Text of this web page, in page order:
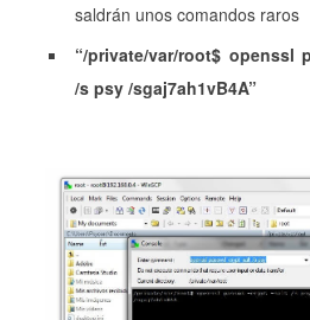
saldrán unos comandos raros
“/private/var/root$ openssl
/s psy /sgaj7ah1vB4A”